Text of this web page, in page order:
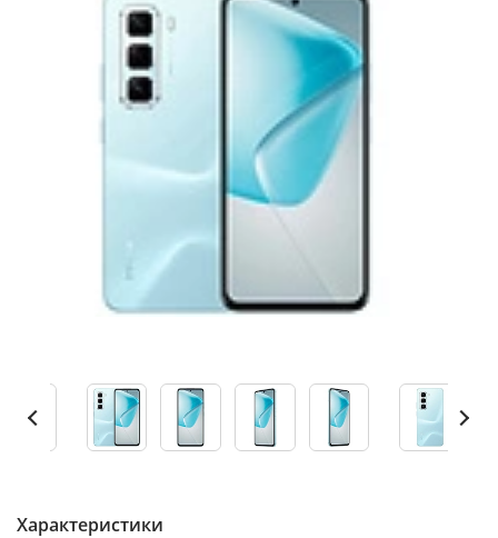
Характеристики